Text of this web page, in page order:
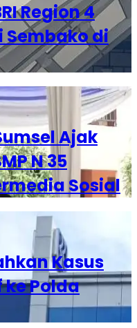
Region 4
Sembako di
Ajak
N 35
Sosial
Kasus
Polda